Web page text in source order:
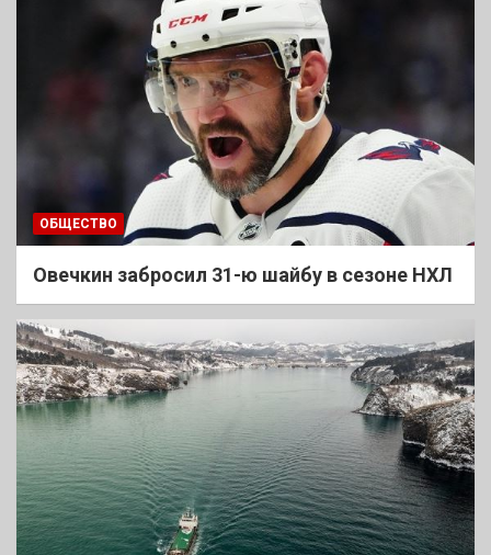
ОБЩЕСТВО
Овечкин забросил 31-ю шайбу в сезоне НХЛ